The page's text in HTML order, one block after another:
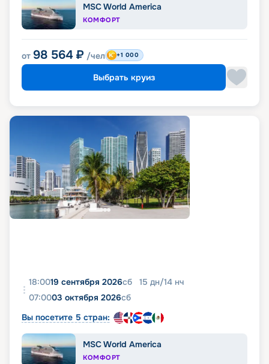
MSC World America
КОМФОРТ
от 98 564 ₽ /чел +1 000
Выбрать круиз
18:0019 сентября 2026сб 15 дн/14 нч
07:0003 октября 2026сб
Вы посетите 5 стран:
MSC World America
КОМФОРТ